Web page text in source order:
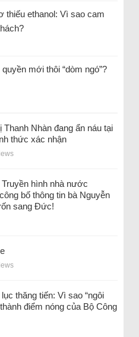
thiếu ethanol: Vì sao cam
mới thôi “dòm ngó”?
Thanh Nhàn đang ẩn náu tại
thức xác nhận
hình nhà nước
bố thông tin bà Nguyễn
sang Đức!
thăng tiến: Vì sao “ngôi
điểm nóng của Bộ Công